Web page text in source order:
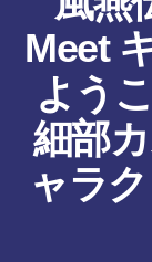
Meet
よう
細部
ャラ